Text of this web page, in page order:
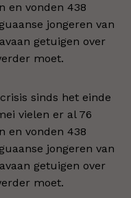
en vonden 438
jongeren van
getuigen over
moet.
sinds het einde
vielen er al 76
en vonden 438
jongeren van
getuigen over
moet.